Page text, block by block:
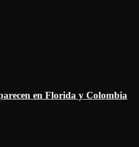
en Florida y Colombia